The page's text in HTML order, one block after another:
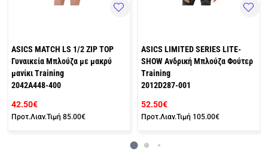
ASICS MATCH LS 1/2 ZIP TOP
Γυναικεία Μπλούζα με μακρύ
μανίκι Training
2042A448-400
42.50€
Προτ.Λιαν.Τιμή 85.00€
ASICS LIMITED SERIES LITE-
SHOW Ανδρική Μπλούζα Φούτερ
Training
2012D287-001
52.50€
Προτ.Λιαν.Τιμή 105.00€